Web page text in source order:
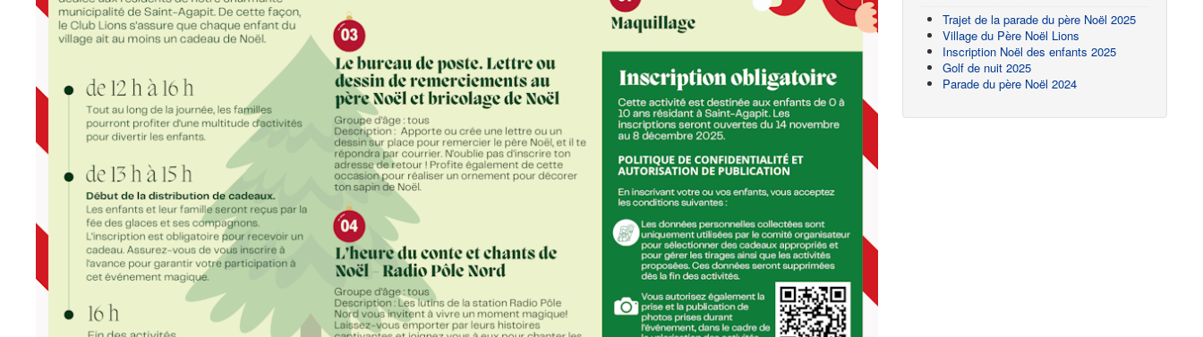
Trajet de la parade du père Noël 2025
Village du Père Noël Lions
Inscription Noël des enfants 2025
Golf de nuit 2025
Parade du père Noël 2024